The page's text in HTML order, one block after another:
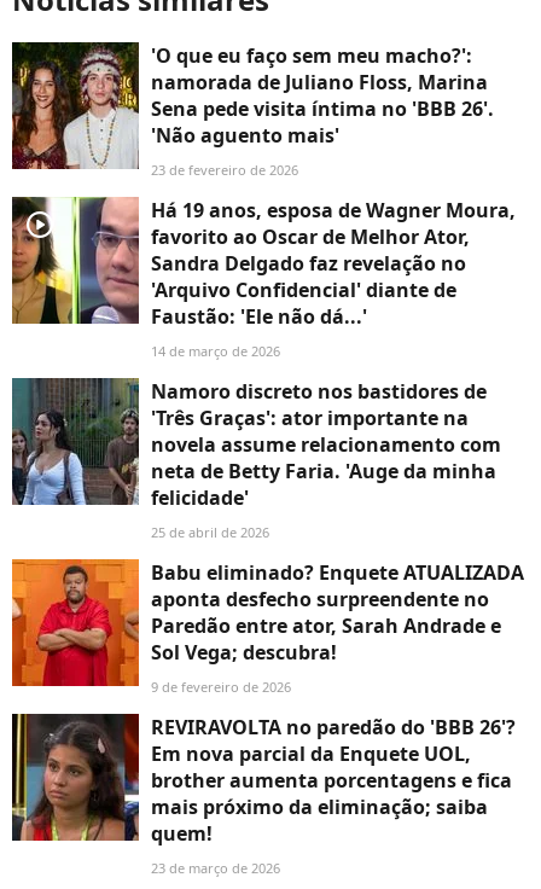
'O que eu faço sem meu macho?':
namorada de Juliano Floss, Marina
Sena pede visita íntima no 'BBB 26'.
'Não aguento mais'
23 de fevereiro de 2026
player2
Há 19 anos, esposa de Wagner Moura,
favorito ao Oscar de Melhor Ator,
Sandra Delgado faz revelação no
'Arquivo Confidencial' diante de
Faustão: 'Ele não dá...'
14 de março de 2026
Namoro discreto nos bastidores de
'Três Graças': ator importante na
novela assume relacionamento com
neta de Betty Faria. 'Auge da minha
felicidade'
25 de abril de 2026
Babu eliminado? Enquete ATUALIZADA
aponta desfecho surpreendente no
Paredão entre ator, Sarah Andrade e
Sol Vega; descubra!
9 de fevereiro de 2026
REVIRAVOLTA no paredão do 'BBB 26'?
Em nova parcial da Enquete UOL,
brother aumenta porcentagens e fica
mais próximo da eliminação; saiba
quem!
23 de março de 2026